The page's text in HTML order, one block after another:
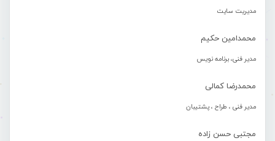
مدیریت سایت
محمدامین حکیم
مدیر فنی، برنامه نویس
محمدرضا کمالی
مدیر فنی ، طراح ، پشتیبان
مجتبی حسن زاده